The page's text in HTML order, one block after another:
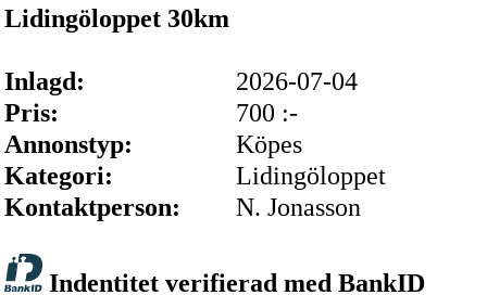
Lidingöloppet 30km
Inlagd:
2026-07-04
Pris:
700 :-
Annonstyp:
Köpes
Kategori:
Lidingöloppet
Kontaktperson:
N. Jonasson
Indentitet verifierad med BankID